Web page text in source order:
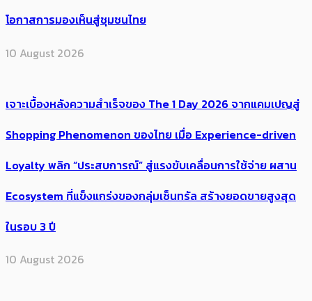
โอกาสการมองเห็นสู่ชุมชนไทย
10 August 2026
เจาะเบื้องหลังความสำเร็จของ The 1 Day 2026 จากแคมเปญสู่
Shopping Phenomenon ของไทย เมื่อ Experience-driven
Loyalty พลิก “ประสบการณ์” สู่แรงขับเคลื่อนการใช้จ่าย ผสาน
Ecosystem ที่แข็งแกร่งของกลุ่มเซ็นทรัล สร้างยอดขายสูงสุด
ในรอบ 3 ปี
10 August 2026